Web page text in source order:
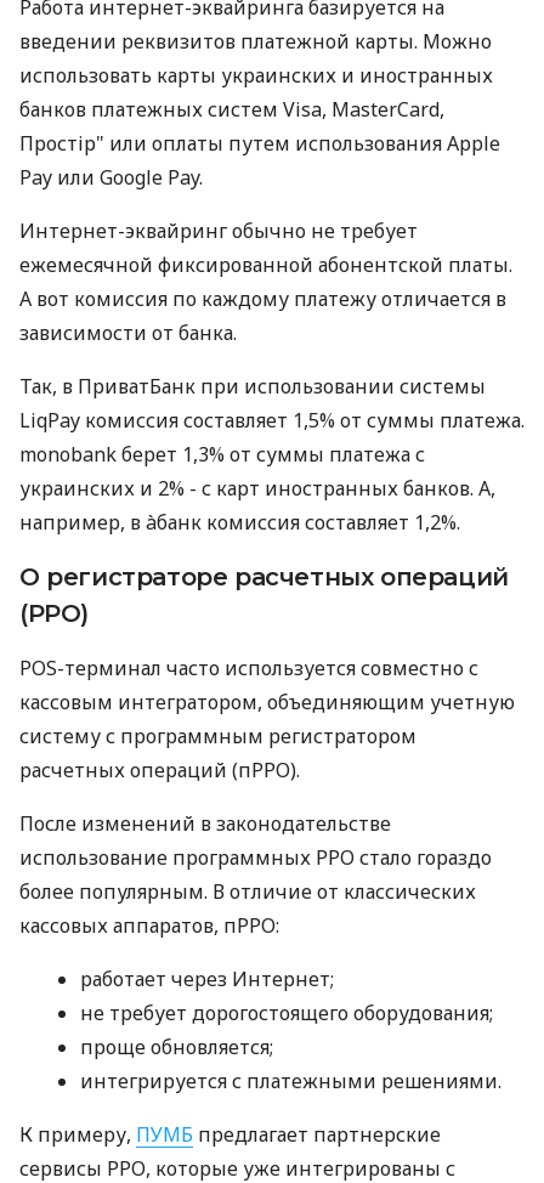
Работа интернет-эквайринга базируется на
введении реквизитов платежной карты. Можно
использовать карты украинских и иностранных
банков платежных систем Visa, MasterCard,
Простір" или оплаты путем использования Apple
Pay или Google Pay.
Интернет-эквайринг обычно не требует
ежемесячной фиксированной абонентской платы.
А вот комиссия по каждому платежу отличается в
зависимости от банка.
Так, в ПриватБанк при использовании системы
LiqPay комиссия составляет 1,5% от суммы платежа.
monobank берет 1,3% от суммы платежа с
украинских и 2% - с карт иностранных банков. А,
например, в àбанк комиссия составляет 1,2%.
О регистраторе расчетных операций
(РРО)
POS-терминал часто используется совместно с
кассовым интегратором, объединяющим учетную
систему с программным регистратором
расчетных операций (пРРО).
После изменений в законодательстве
использование программных РРО стало гораздо
более популярным. В отличие от классических
кассовых аппаратов, пРРО:
работает через Интернет;
не требует дорогостоящего оборудования;
проще обновляется;
интегрируется с платежными решениями.
К примеру, ПУМБ предлагает партнерские
сервисы РРО, которые уже интегрированы с